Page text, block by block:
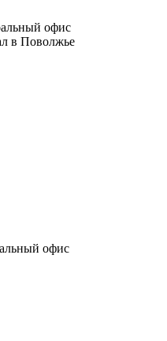
офис
в Поволжье
офис